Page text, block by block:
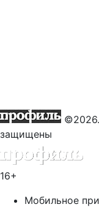
защищены
16+
Мобильное